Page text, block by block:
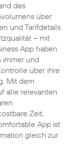
des
über
und Tarifdetails
– mit
App haben
immer und
über ihre
Mit dem
alle relevanten
Zeit,
App ist
gleich zur